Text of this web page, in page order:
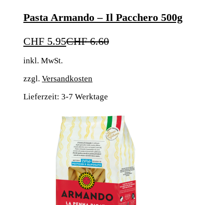
Pasta Armando – Il Pacchero 500g
CHF 5.95CHF6.60
inkl. MwSt.
zzgl. Versandkosten
Lieferzeit: 3-7 Werktage